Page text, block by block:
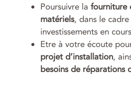
Poursuivre la fourniture
matériels, dans le
investissements en cours
Etre à votre écoute
projet d’installation,
besoins de réparations